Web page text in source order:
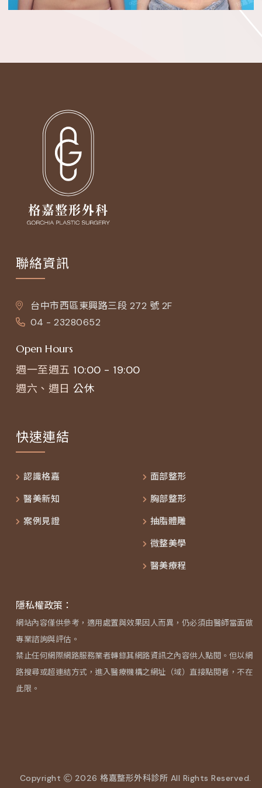
聯絡資訊
台中市西區東興路三段 272 號 2F
04 - 23280652
Open Hours
週一至週五 10:00 - 19:00
週六、週日 公休
快速連結
認識格嘉
醫美新知
案例見證
面部整形
胸部整形
抽脂體雕
微整美學
醫美療程
隱私權政策：
網站內容僅供參考，適用處置與效果因人而異，仍必須由醫師當面做
專業諮詢與評估。
禁止任何網際網路服務業者轉錄其網路資訊之內容供人點閱。但以網
路搜尋或超連結方式，進入醫療機構之網址（域）直接點閱者，不在
此限。
Copyright
2026 格嘉整形外科診所 All Rights Reserved.